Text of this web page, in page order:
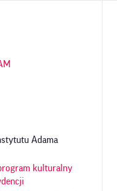
Adama
kulturalny